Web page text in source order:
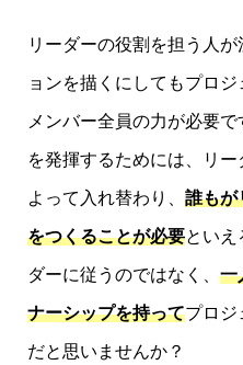
リーダーの役割を担う人
ョンを描くにしてもプロジ
メンバー全員の力が必要
を発揮するためには、リ
よって入れ替わり、 誰もが
をつくることが必要といえ
ダーに従うのではなく、 一
ナーシップを持ってプロジ
だと思いませんか？